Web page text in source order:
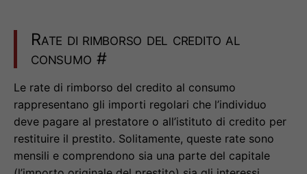
Rate di rimborso del credito al
consumo #
Le rate di rimborso del credito al consumo
rappresentano gli importi regolari che l’individuo
deve pagare al prestatore o all’istituto di credito per
restituire il prestito. Solitamente, queste rate sono
mensili e comprendono sia una parte del capitale